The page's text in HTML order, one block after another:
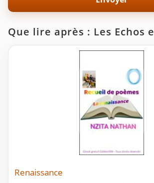
Que lire après : Les Echos
Renaissance